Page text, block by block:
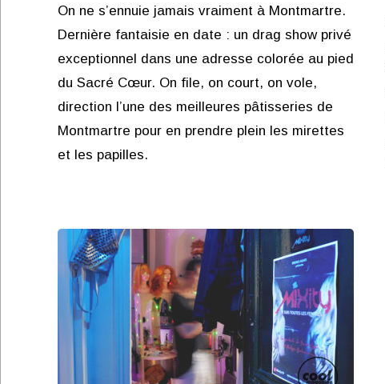
On ne s’ennuie jamais vraiment à Montmartre.
Dernière fantaisie en date : un drag show privé
exceptionnel dans une adresse colorée au pied
du Sacré Cœur. On file, on court, on vole,
direction l’une des meilleures pâtisseries de
Montmartre pour en prendre plein les mirettes
et les papilles.